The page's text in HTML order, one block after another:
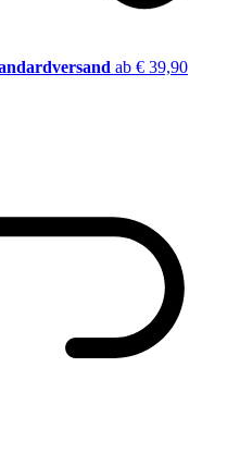
ab € 39,90